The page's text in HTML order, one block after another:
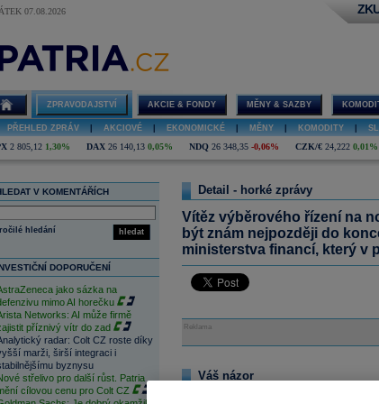
07.08.2026
ZPRAVODAJSTVÍ AKCIE & FONDY MĚNY & SAZBY
PŘEHLED ZPRÁV AKCIOVÉ EKONOMICKÉ MĚNY KOMODITY
2 805,12 1,30% DAX 26 140,13 0,05% NDQ 26 348,35 -0,06% CZK/€ 24,222 0,01%
V KOMENTÁŘÍCH
hledat
hledání
DOPORUČENÍ
jako sázka na
mimo AI horečku
Networks: AI může firmě
příznivý vítr do zad
radar: Colt CZ roste díky
marži, širší integraci i
byznysu
střelivo pro další růst. Patria
cílovou cenu pro Colt CZ
Detail - horké zprávy
Vítěz výběrového řízení na
být znám nejpozději do
ministerstva financí, který v
Reklama
Váš názor